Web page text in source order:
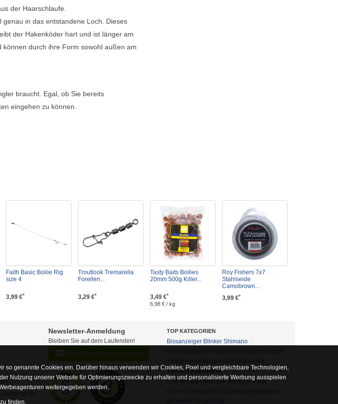
der Haarschlaufe.
in das entstandene Loch. Dieses
der Hakenköder hart und ist länger am
durch ihre Form sowohl außen am
braucht. Egal, ob Sie bereits
eingehen zu können.
Faith Basic Boilie Rig
size 4
3,99 €*
Troutlook Tremarella
Forellen...
3,29 €*
Tasty Baits Boilies
20mm 500g Killer...
3,49 €*
6,98 € / kg
Roy Fishers 7x7
Stahlseide
Camobrown...
3,99 €*
Newsletter-Anmeldung
Bleiben Sie auf dem Laufenden!
Jetzt Newsletter abonnieren
TOP KATEGORIEN
Bissanzeiger Blinker Shimano
TOP SUCHBEGRIFFE
Forellenteig Multirolle Shimano Rolle
genannte Cookies ein. Darüber hinaus verwenden wir Cookies, Pixel und vergleichbare Technologien,
Nutzung unserer Website für Optimierungszwecke zu erhalten und personalisierte Werbung ausspielen
weitergegeben werden.
finden.